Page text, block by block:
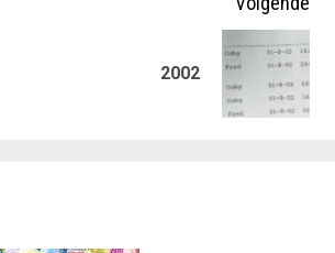
2002